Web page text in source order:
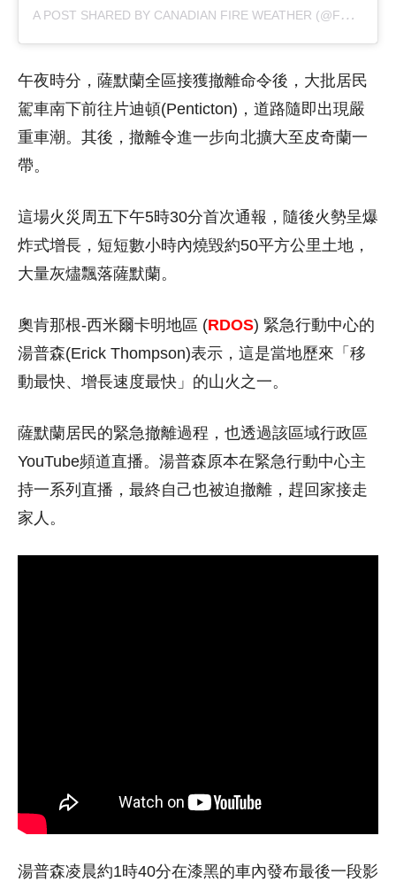
A
POST SHARED BY CANADIAN FIRE WEATHER (@FFMSEE)
午夜時分，薩默蘭全區接獲撤離命令後，大批居民
駕車南下前往片迪頓(Penticton)，道路隨即出現嚴
重車潮。其後，撤離令進一步向北擴大至皮奇蘭一
帶。
這場火災周五下午5時30分首次通報，隨後火勢呈爆
炸式增長，短短數小時內燒毀約50平方公里土地，
大量灰燼飄落薩默蘭。
奧肯那根-西米爾卡明地區 (RDOS) 緊急行動中心的
湯普森(Erick Thompson)表示，這是當地歷來「移
動最快、增長速度最快」的山火之一。
薩默蘭居民的緊急撤離過程，也透過該區域行政區
YouTube頻道直播。湯普森原本在緊急行動中心主
持一系列直播，最終自己也被迫撤離，趕回家接走
家人。
湯普森凌晨約1時40分在漆黑的車內發布最後一段影